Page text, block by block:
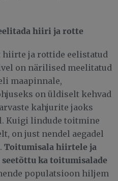
hiiri ja rotte
ja rottide eelistatud
on närilised meelitatud
maapinnale,
on üldiselt kehvad
kahjurite jaoks
Kuigi lindude toitmine
on just nendel aegadel
Toitumisala hiirtele ja
ka toitumisalade
populatsioon hiljem